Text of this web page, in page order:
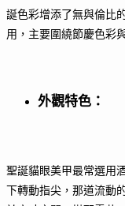
誕色彩增添了無與倫比
用，主要圍繞節慶色彩
外觀特色 ：
聖誕貓眼美甲最常選用
下轉動指尖，那道流動